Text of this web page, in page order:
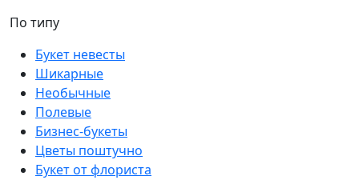
По типу
Букет невесты
Шикарные
Необычные
Полевые
Бизнес-букеты
Цветы поштучно
Букет от флориста